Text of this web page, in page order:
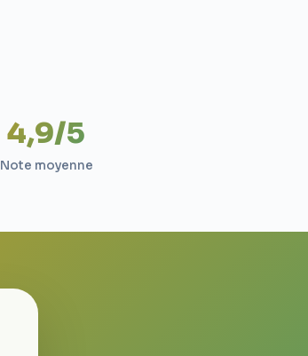
4,9/5
Note moyenne